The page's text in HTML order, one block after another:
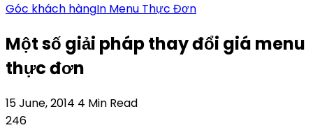
Góc khách hàngIn Menu Thực Đơn
Một số giải pháp thay đổi giá menu
thực đơn
15 June, 2014 4 Min Read
246